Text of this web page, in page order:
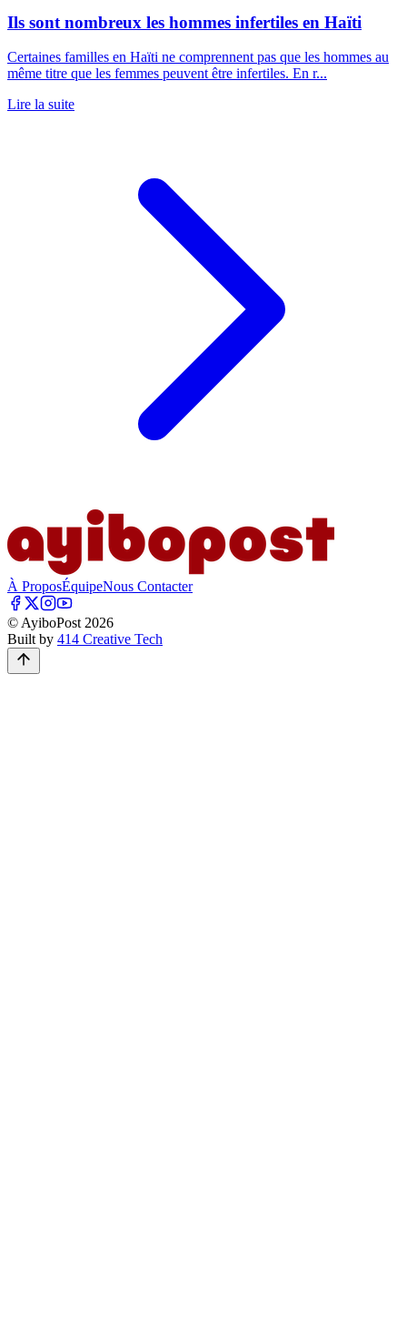
Ils sont nombreux les hommes infertiles en Haïti
Certaines familles en Haïti ne comprennent pas que les hommes au
même titre que les femmes peuvent être infertiles. En r...
Lire la suite
À ProposÉquipeNous Contacter
© AyiboPost 2026
Built by 414 Creative Tech